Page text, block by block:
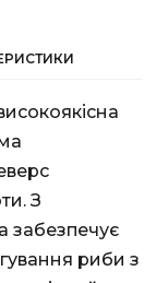
З
забезпечує
риби з